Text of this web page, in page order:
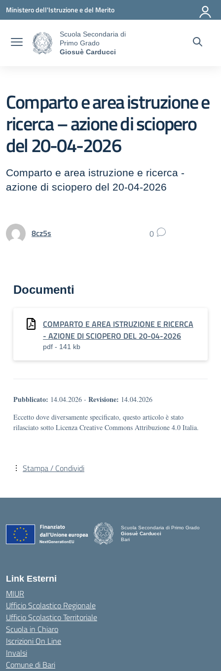
Vai ai contenuti
Vai al menu di navigazione
Vai al footer
Ministero dell'Istruzione e del Merito
Scuola Secondaria di
Primo Grado
Giosuè Carducci
Comparto e area istruzione e
ricerca – azione di sciopero
del 20-04-2026
Comparto e area istruzione e ricerca -
azione di sciopero del 20-04-2026
8cz5s 0
Documenti
COMPARTO E AREA ISTRUZIONE E RICERCA
- AZIONE DI SCIOPERO DEL 20-04-2026
pdf - 141 kb
Pubblicato: 14.04.2026 - Revisione: 14.04.2026
Eccetto dove diversamente specificato, questo articolo è stato
rilasciato sotto Licenza Creative Commons Attribuzione 4.0 Italia.
Stampa / Condividi
Scuola Secondaria di Primo Grado
Giosuè Carducci
Bari
Link Esterni
MIUR
Ufficio Scolastico Regionale
Ufficio Scolastico Territoriale
Scuola in Chiaro
Iscrizioni On Line
Invalsi
Comune di Bari